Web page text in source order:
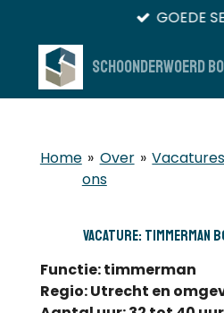
Schoonderwoerd
GOEDE
Home » Over
ons
» Vacatures
Vacature: timmerman
Functie: timmerman
Regio: Utrecht en